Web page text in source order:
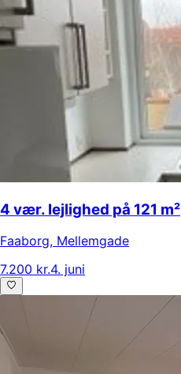
4 vær. lejlighed på 121 m²
Faaborg, Mellemgade
7.200 kr.4. juni